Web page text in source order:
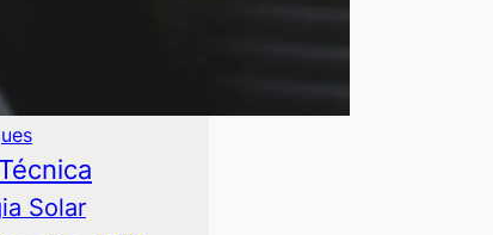
de Energia
Técnico
Solar